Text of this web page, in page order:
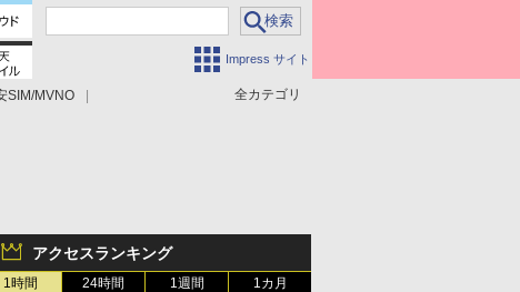
Impress サイト
全カテゴリ
SIM/MVNO
アクセスランキング
1時間 24時間 1週間 1カ月